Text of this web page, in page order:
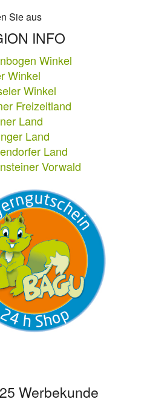
Sie aus
INFO
Winkel
Winkel
Winkel
Freizeitland
Land
Land
Land
Vorwald
Werbekunde